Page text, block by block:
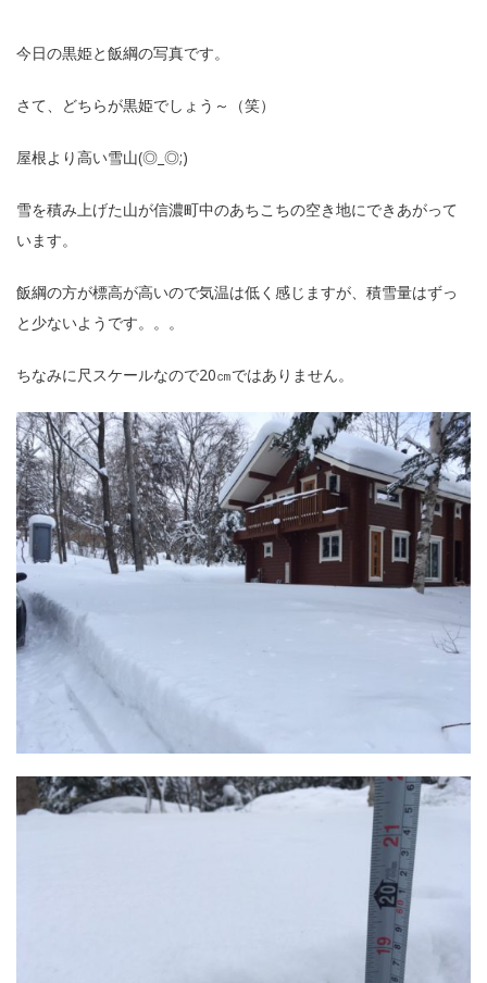
今日の黒姫と飯綱の写真です。
さて、どちらが黒姫でしょう～（笑）
屋根より高い雪山(◎_◎;)
雪を積み上げた山が信濃町中のあちこちの空き地にできあがって
います。
飯綱の方が標高が高いので気温は低く感じますが、積雪量はずっ
と少ないようです。。。
ちなみに尺スケールなので20㎝ではありません。